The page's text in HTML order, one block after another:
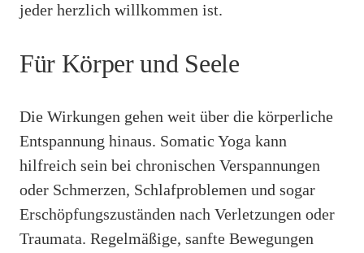
jeder herzlich willkommen ist.
Für Körper und Seele
Die Wirkungen gehen weit über die körperliche
Entspannung hinaus. Somatic Yoga kann
hilfreich sein bei chronischen Verspannungen
oder Schmerzen, Schlafproblemen und sogar
Erschöpfungszuständen nach Verletzungen oder
Traumata. Regelmäßige, sanfte Bewegungen